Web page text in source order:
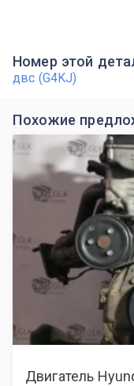
Номер этой
двс (G4KJ)
Похожие
Двигатель